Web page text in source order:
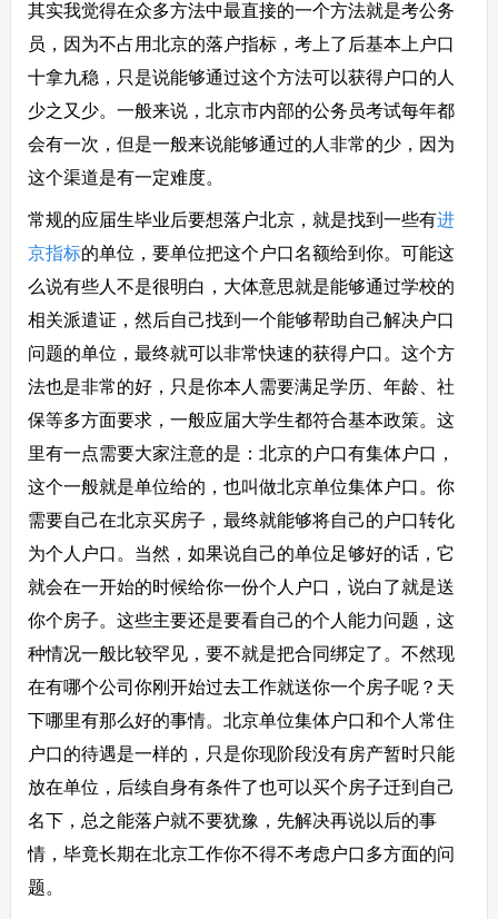
其实我觉得在众多方法中最直接的一个方法就是考公务
员，因为不占用北京的落户指标，考上了后基本上户口
十拿九稳，只是说能够通过这个方法可以获得户口的人
少之又少。一般来说，北京市内部的公务员考试每年都
会有一次，但是一般来说能够通过的人非常的少，因为
这个渠道是有一定难度。
常规的应届生毕业后要想落户北京，就是找到一些有进
京指标的单位，要单位把这个户口名额给到你。可能这
么说有些人不是很明白，大体意思就是能够通过学校的
相关派遣证，然后自己找到一个能够帮助自己解决户口
问题的单位，最终就可以非常快速的获得户口。这个方
法也是非常的好，只是你本人需要满足学历、年龄、社
保等多方面要求，一般应届大学生都符合基本政策。这
里有一点需要大家注意的是：北京的户口有集体户口，
这个一般就是单位给的，也叫做北京单位集体户口。你
需要自己在北京买房子，最终就能够将自己的户口转化
为个人户口。当然，如果说自己的单位足够好的话，它
就会在一开始的时候给你一份个人户口，说白了就是送
你个房子。这些主要还是要看自己的个人能力问题，这
种情况一般比较罕见，要不就是把合同绑定了。不然现
在有哪个公司你刚开始过去工作就送你一个房子呢？天
下哪里有那么好的事情。北京单位集体户口和个人常住
户口的待遇是一样的，只是你现阶段没有房产暂时只能
放在单位，后续自身有条件了也可以买个房子迁到自己
名下，总之能落户就不要犹豫，先解决再说以后的事
情，毕竟长期在北京工作你不得不考虑户口多方面的问
题。